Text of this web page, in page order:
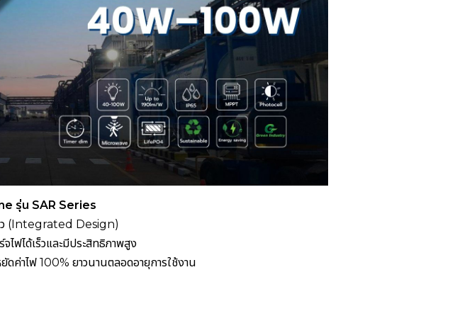
รุ่น SAR Series
ยว (Integrated Design)
จไฟได้เร็วและมีประสิทธิภาพสูง
ดค่าไฟ 100% ยาวนานตลอดอายุการใช้งาน